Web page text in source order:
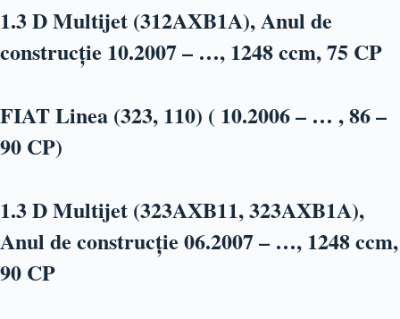
1.3 D Multijet (312AXB1A), Anul de
construcție 10.2007 – …, 1248 ccm, 75 CP
FIAT Linea (323, 110) ( 10.2006 – … , 86 –
90 CP)
1.3 D Multijet (323AXB11, 323AXB1A),
Anul de construcție 06.2007 – …, 1248 ccm,
90 CP